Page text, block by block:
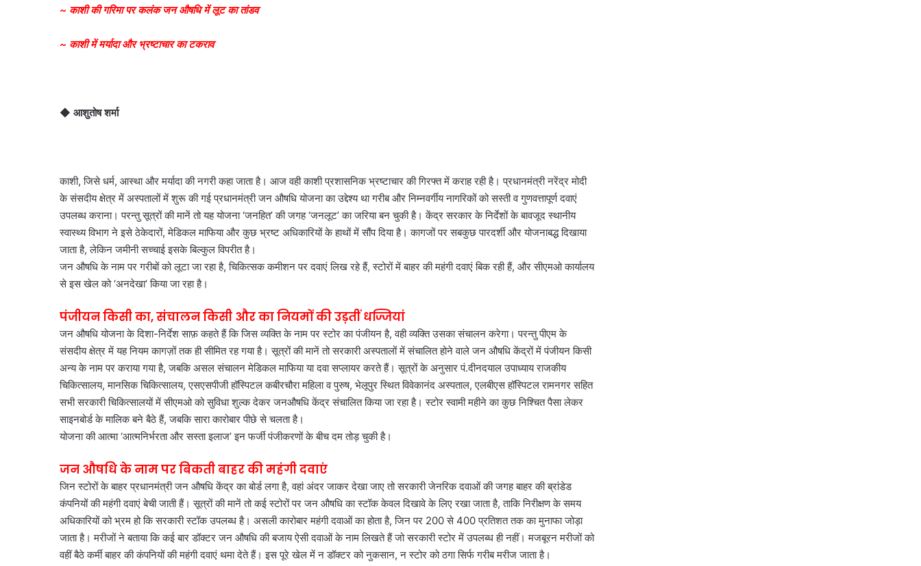
~ काशी की गरिमा पर कलंक जन औषधि में लूट का तांडव
~ काशी में मर्यादा और भ्रष्टाचार का टकराव
◆ आशुतोष शर्मा
काशी, जिसे धर्म, आस्था और मर्यादा की नगरी कहा जाता है। आज वही काशी प्रशासनिक भ्रष्टाचार की गिरफ्त में कराह रही है। प्रधानमंत्री नरेंद्र मोदी
के संसदीय क्षेत्र में अस्पतालों में शुरू की गई प्रधानमंत्री जन औषधि योजना का उद्देश्य था गरीब और निम्नवर्गीय नागरिकों को सस्ती व गुणवत्तापूर्ण दवाएं
उपलब्ध कराना। परन्तु सूत्रों की मानें तो यह योजना ‘जनहित’ की जगह ‘जनलूट’ का जरिया बन चुकी है। केंद्र सरकार के निर्देशों के बावजूद स्थानीय
स्वास्थ्य विभाग ने इसे ठेकेदारों, मेडिकल माफिया और कुछ भ्रष्ट अधिकारियों के हाथों में सौंप दिया है। कागजों पर सबकुछ पारदर्शी और योजनाबद्ध दिखाया
जाता है, लेकिन जमीनी सच्चाई इसके बिल्कुल विपरीत है।
जन औषधि के नाम पर गरीबों को लूटा जा रहा है, चिकित्सक कमीशन पर दवाएं लिख रहे हैं, स्टोरों में बाहर की महंगी दवाएं बिक रही हैं, और सीएमओ कार्यालय
से इस खेल को ‘अनदेखा’ किया जा रहा है।
पंजीयन किसी का, संचालन किसी और का नियमों की उड़तीं धज्जियां
जन औषधि योजना के दिशा-निर्देश साफ़ कहते हैं कि जिस व्यक्ति के नाम पर स्टोर का पंजीयन है, वही व्यक्ति उसका संचालन करेगा। परन्तु पीएम के
संसदीय क्षेत्र में यह नियम कागज़ों तक ही सीमित रह गया है। सूत्रों की मानें तो सरकारी अस्पतालों में संचालित होने वाले जन औषधि केंद्रों में पंजीयन किसी
अन्य के नाम पर कराया गया है, जबकि असल संचालन मेडिकल माफिया या दवा सप्लायर करते हैं। सूत्रों के अनुसार पं.दीनदयाल उपाध्याय राजकीय
चिकित्सालय, मानसिक चिकित्सालय, एसएसपीजी हॉस्पिटल कबीरचौरा महिला व पुरुष, भेलूपुर स्थित विवेकानंद अस्पताल, एलबीएस हॉस्पिटल रामनगर सहित
सभी सरकारी चिकित्सालयों में सीएमओ को सुविधा शुल्क देकर जनऔषधि केंद्र संचालित किया जा रहा है। स्टोर स्वामी महीने का कुछ निश्चित पैसा लेकर
साइनबोर्ड के मालिक बने बैठे हैं, जबकि सारा कारोबार पीछे से चलता है।
योजना की आत्मा ‘आत्मनिर्भरता और सस्ता इलाज’ इन फर्जी पंजीकरणों के बीच दम तोड़ चुकी है।
जन औषधि के नाम पर बिकती बाहर की महंगी दवाएं
जिन स्टोरों के बाहर प्रधानमंत्री जन औषधि केंद्र का बोर्ड लगा है, वहां अंदर जाकर देखा जाए तो सरकारी जेनरिक दवाओं की जगह बाहर की ब्रांडेड
कंपनियों की महंगी दवाएं बेची जाती हैं। सूत्रों की मानें तो कई स्टोरों पर जन औषधि का स्टॉक केवल दिखावे के लिए रखा जाता है, ताकि निरीक्षण के समय
अधिकारियों को भ्रम हो कि सरकारी स्टॉक उपलब्ध है। असली कारोबार महंगी दवाओं का होता है, जिन पर 200 से 400 प्रतिशत तक का मुनाफा जोड़ा
जाता है। मरीजों ने बताया कि कई बार डॉक्टर जन औषधि की बजाय ऐसी दवाओं के नाम लिखते हैं जो सरकारी स्टोर में उपलब्ध ही नहीं। मजबूरन मरीजों को
वहीं बैठे कर्मी बाहर की कंपनियों की महंगी दवाएं थमा देते हैं। इस पूरे खेल में न डॉक्टर को नुकसान, न स्टोर को ठगा सिर्फ गरीब मरीज जाता है।